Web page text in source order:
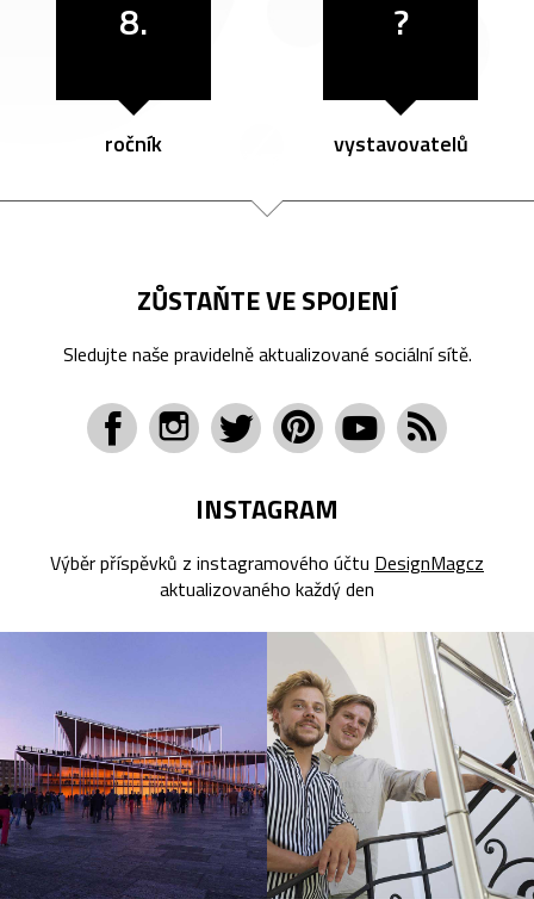
8.
ročník
?
vystavovatelů
ZŮSTAŇTE VE SPOJENÍ
Sledujte naše pravidelně aktualizované sociální sítě.
INSTAGRAM
Výběr příspěvků z instagramového účtu DesignMagcz
aktualizovaného každý den